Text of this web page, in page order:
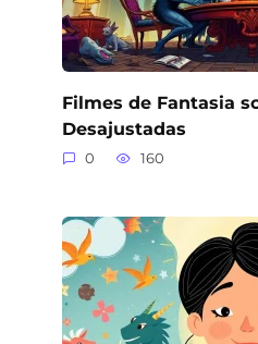
Filmes de Fantasia
Desajustadas
0 160